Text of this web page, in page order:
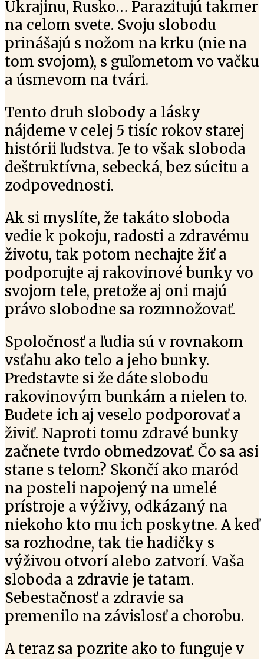
Ukrajinu, Rusko… Parazitujú takmer
na celom svete. Svoju slobodu
prinášajú s nožom na krku (nie na
tom svojom), s guľometom vo vačku
a úsmevom na tvári.
Tento druh slobody a lásky
nájdeme v celej 5 tisíc rokov starej
histórii ľudstva. Je to však sloboda
deštruktívna, sebecká, bez súcitu a
zodpovednosti.
Ak si myslíte, že takáto sloboda
vedie k pokoju, radosti a zdravému
životu, tak potom nechajte žiť a
podporujte aj rakovinové bunky vo
svojom tele, pretože aj oni majú
právo slobodne sa rozmnožovať.
Spoločnosť a ľudia sú v rovnakom
vsťahu ako telo a jeho bunky.
Predstavte si že dáte slobodu
rakovinovým bunkám a nielen to.
Budete ich aj veselo podporovať a
živiť. Naproti tomu zdravé bunky
začnete tvrdo obmedzovať. Čo sa asi
stane s telom? Skončí ako maród
na posteli napojený na umelé
prístroje a výživy, odkázaný na
niekoho kto mu ich poskytne. A keď
sa rozhodne, tak tie hadičky s
výživou otvorí alebo zatvorí. Vaša
sloboda a zdravie je tatam.
Sebestačnosť a zdravie sa
premenilo na závislosť a chorobu.
A teraz sa pozrite ako to funguje v